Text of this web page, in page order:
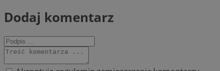
Dodaj komentarz